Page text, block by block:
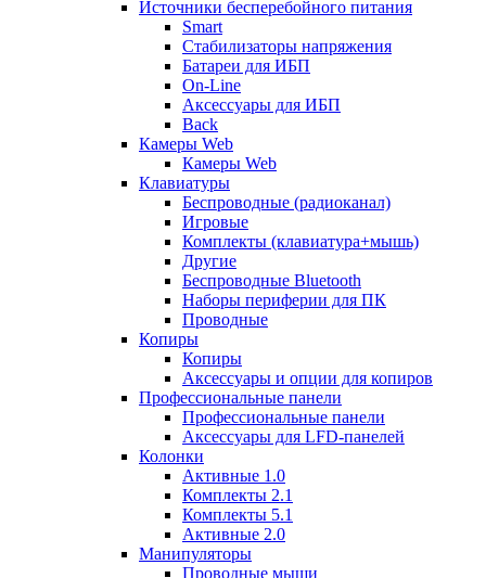
Источники бесперебойного питания
Smart
Стабилизаторы напряжения
Батареи для ИБП
On-Line
Аксессуары для ИБП
Back
Камеры Web
Камеры Web
Клавиатуры
Беспроводные (радиоканал)
Игровые
Комплекты (клавиатура+мышь)
Другие
Беспроводные Bluetooth
Наборы периферии для ПК
Проводные
Копиры
Копиры
Аксессуары и опции для копиров
Профессиональные панели
Профессиональные панели
Аксессуары для LFD-панелей
Колонки
Активные 1.0
Комплекты 2.1
Комплекты 5.1
Активные 2.0
Манипуляторы
Проводные мыши